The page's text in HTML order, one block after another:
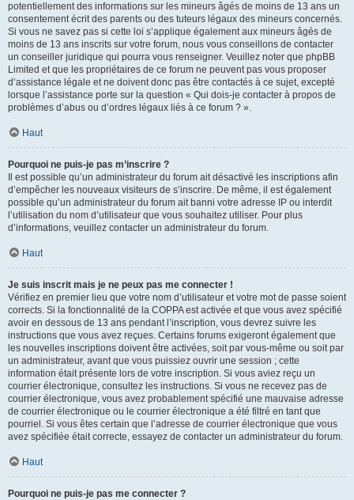
potentiellement des informations sur les mineurs âgés de moins de 13 ans un
consentement écrit des parents ou des tuteurs légaux des mineurs concernés.
Si vous ne savez pas si cette loi s’applique également aux mineurs âgés de
moins de 13 ans inscrits sur votre forum, nous vous conseillons de contacter
un conseiller juridique qui pourra vous renseigner. Veuillez noter que phpBB
Limited et que les propriétaires de ce forum ne peuvent pas vous proposer
d’assistance légale et ne doivent donc pas être contactés à ce sujet, excepté
lorsque l’assistance porte sur la question « Qui dois-je contacter à propos de
problèmes d’abus ou d’ordres légaux liés à ce forum ? ».
Haut
Pourquoi ne puis-je pas m’inscrire ?
Il est possible qu’un administrateur du forum ait désactivé les inscriptions afin
d’empêcher les nouveaux visiteurs de s’inscrire. De même, il est également
possible qu’un administrateur du forum ait banni votre adresse IP ou interdit
l’utilisation du nom d’utilisateur que vous souhaitez utiliser. Pour plus
d’informations, veuillez contacter un administrateur du forum.
Haut
Je suis inscrit mais je ne peux pas me connecter !
Vérifiez en premier lieu que votre nom d’utilisateur et votre mot de passe soient
corrects. Si la fonctionnalité de la COPPA est activée et que vous avez spécifié
avoir en dessous de 13 ans pendant l’inscription, vous devrez suivre les
instructions que vous avez reçues. Certains forums exigeront également que
les nouvelles inscriptions doivent être activées, soit par vous-même ou soit par
un administrateur, avant que vous puissiez ouvrir une session ; cette
information était présente lors de votre inscription. Si vous aviez reçu un
courrier électronique, consultez les instructions. Si vous ne recevez pas de
courrier électronique, vous avez probablement spécifié une mauvaise adresse
de courrier électronique ou le courrier électronique a été filtré en tant que
pourriel. Si vous êtes certain que l’adresse de courrier électronique que vous
avez spécifiée était correcte, essayez de contacter un administrateur du forum.
Haut
Pourquoi ne puis-je pas me connecter ?